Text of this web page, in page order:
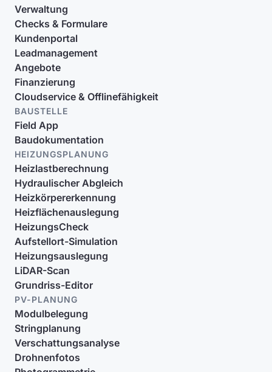
Verwaltung
Checks & Formulare
Kundenportal
Leadmanagement
Angebote
Finanzierung
Cloudservice & Offlinefähigkeit
BAUSTELLE
Field App
Baudokumentation
HEIZUNGSPLANUNG
Heizlastberechnung
Hydraulischer Abgleich
Heizkörpererkennung
Heizflächenauslegung
HeizungsCheck
Aufstellort-Simulation
Heizungsauslegung
LiDAR-Scan
Grundriss-Editor
PV-PLANUNG
Modulbelegung
Stringplanung
Verschattungsanalyse
Drohnenfotos